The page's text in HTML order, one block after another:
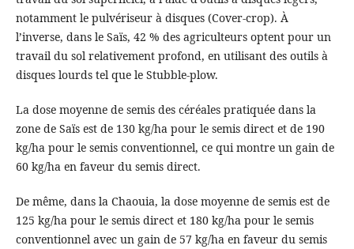
notamment le pulvériseur à disques (Cover-crop). À
l’inverse, dans le Saïs, 42 % des agriculteurs optent pour un
travail du sol relativement profond, en utilisant des outils à
disques lourds tel que le Stubble-plow.
La dose moyenne de semis des céréales pratiquée dans la
zone de Saïs est de 130 kg/ha pour le semis direct et de 190
kg/ha pour le semis conventionnel, ce qui montre un gain de
60 kg/ha en faveur du semis direct.
De même, dans la Chaouia, la dose moyenne de semis est de
125 kg/ha pour le semis direct et 180 kg/ha pour le semis
conventionnel avec un gain de 57 kg/ha en faveur du semis